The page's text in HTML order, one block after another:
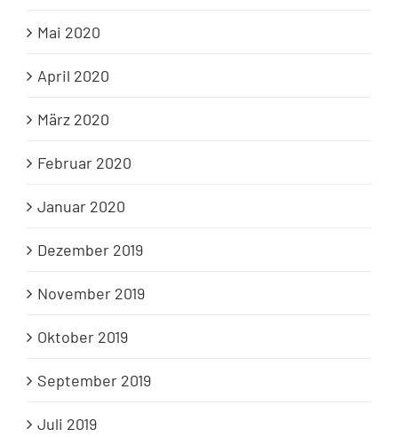
Mai 2020
April 2020
März 2020
Februar 2020
Januar 2020
Dezember 2019
November 2019
Oktober 2019
September 2019
Juli 2019